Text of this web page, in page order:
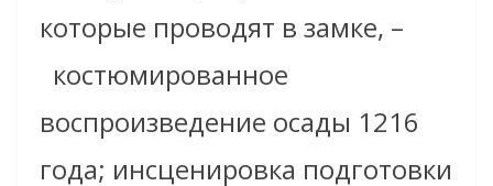
которые проводят в замке, –
костюмированное
воспроизведение осады 1216
года; инсценировка подготовки